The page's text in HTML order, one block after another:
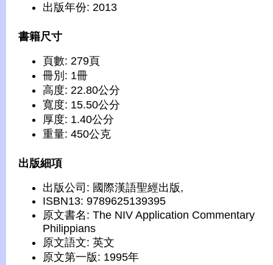
出版年份: 2013
書籍尺寸
頁數: 279頁
冊別: 1冊
高度: 22.80公分
寬度: 15.50公分
厚度: 1.40公分
重量: 450公克
出版細項
出版公司: 國際漢語聖經出版,
ISBN13: 9789625139395
原文書名: The NIV Application Commentary
Philippians
原文語文: 英文
原文第一版: 1995年